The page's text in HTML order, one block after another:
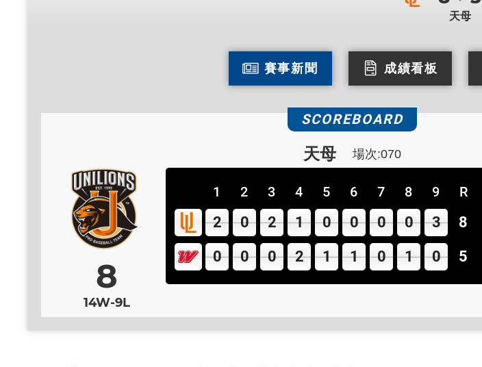
天母
賽事新聞 成績看板
SCOREBOARD
天母 場次:070
8
14W-9L
1 2 3 4 5 6 7 8 9
2 0 2 1 0 0 0 0
3
0
0 0 2 1 1 0 1 0
R
8
5